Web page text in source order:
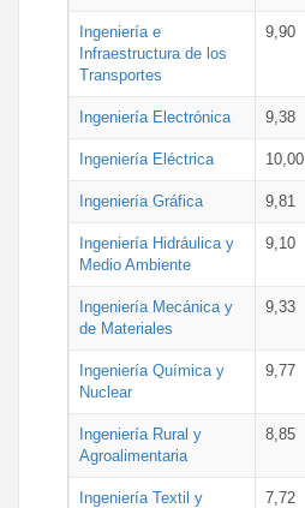
Ingeniería e
Infraestructura de los
Transportes
9,90
Ingeniería Electrónica 9,38
Ingeniería Eléctrica 10,00
Ingeniería Gráfica 9,81
Ingeniería Hidráulica y
Medio Ambiente
9,10
Ingeniería Mecánica y
de Materiales
9,33
Ingeniería Química y
Nuclear
9,77
Ingeniería Rural y
Agroalimentaria
8,85
Ingeniería Textil y
7,72